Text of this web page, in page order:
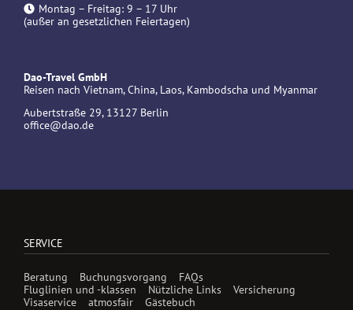
Montag – Freitag: 9 – 17 Uhr
(außer an gesetzlichen Feiertagen)
Dao-Travel GmbH
Reisen nach Vietnam, China, Laos, Kambodscha und Myanmar
Aubertstraße 29, 13127 Berlin
office@dao.de
SERVICE
Beratung Buchungsvorgang
FAQs
Fluglinien und -klassen
Nützliche Links
Versicherung
Visaservice
atmosfair Gästebuch